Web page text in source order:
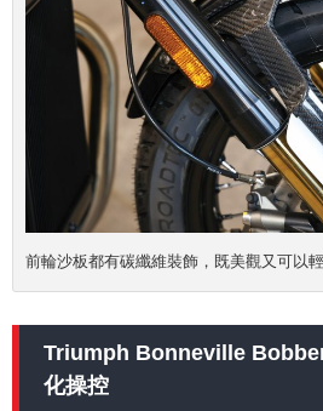
前輪沙板都有碳纖維裝飾，既美觀又可以
Triumph Bonneville
化操控